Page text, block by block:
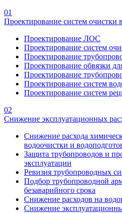
01
Проектирование систем очистки
Проектирование ЛОС
Проектирование систем
Проектирование
Проектирование обвязки
Проектирование
Проектирование систем
Проектирование систем
02
Снижение эксплуатационных
Снижение расхода
водоочистки и
Защита трубопроводов и
эксплуатации
Ревизия трубопроводных
Подбор трубопроводной
безаварийного срока
Снижение расходов на
Снижение